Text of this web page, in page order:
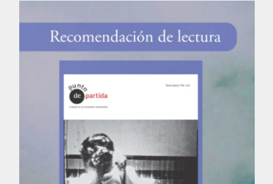
Actividades
La Boletina